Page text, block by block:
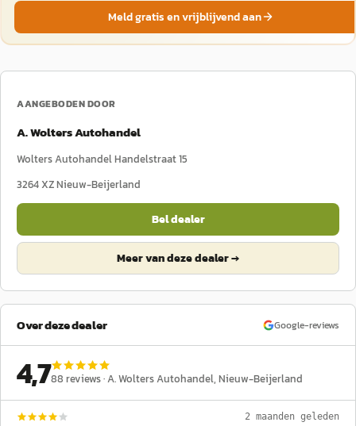
Meld gratis en vrijblijvend aan
AANGEBODEN DOOR
A. Wolters Autohandel
Wolters Autohandel Handelstraat 15
3264 XZNieuw-Beijerland
Bel dealer
Meer van deze dealer →
Over deze dealer Google-reviews
4,788 reviews ·A. Wolters Autohandel, Nieuw-Beijerland
2 maanden geleden